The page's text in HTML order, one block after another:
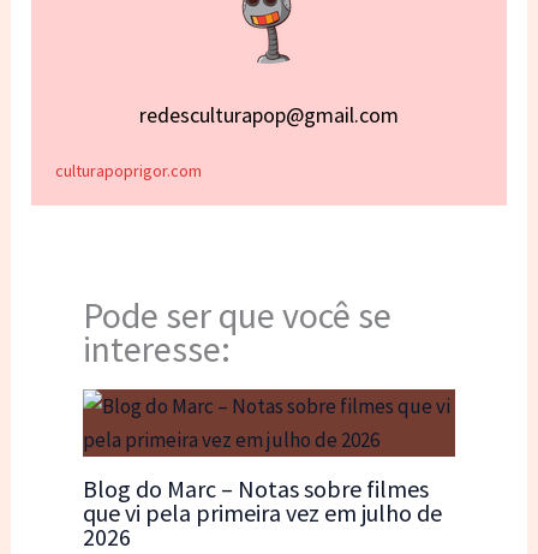
redesculturapop@gmail.com
culturapoprigor.com
Pode ser que você se
interesse:
Blog do Marc – Notas sobre filmes
que vi pela primeira vez em julho de
2026